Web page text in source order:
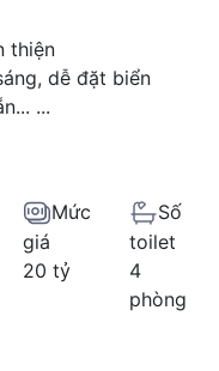
thiện
dễ đặt biển
...
Mức
giá
20 tỷ
Số
toilet
4
phòng